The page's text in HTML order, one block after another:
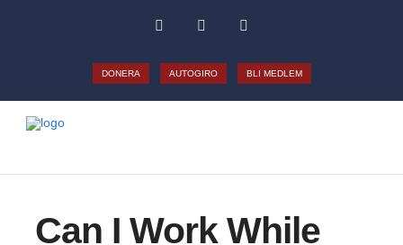
DONERA AUTOGIRO BLI MEDLEM
Can I Work While